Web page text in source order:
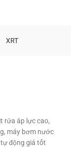
XRT
rửa áp lực cao,
máy bơm nước
động giá tốt